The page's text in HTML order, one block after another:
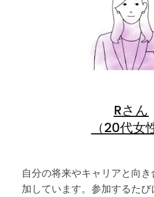
Rさん
（20代女
自分の将来やキャリアと向
加しています。参加するたび